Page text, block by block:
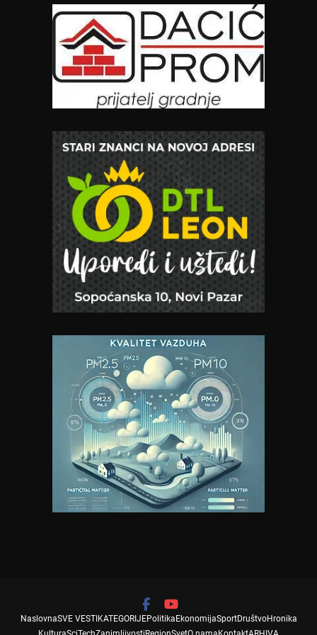
NaslovnaSVE VESTI KATEGORIJEPolitika EkonomijaSportDruštvoHronika